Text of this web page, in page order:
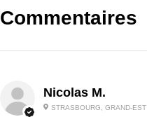
Commentaires
Nicolas M.
STRASBOURG, GRAND-EST